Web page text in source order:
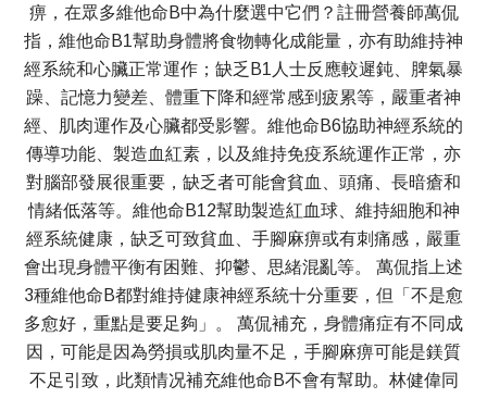
痹，在眾多維他命B中為什麼選中它們？註冊營養師萬侃
指，維他命B1幫助身體將食物轉化成能量，亦有助維持神
經系統和心臟正常運作；缺乏B1人士反應較遲鈍、脾氣暴
躁、記憶力變差、體重下降和經常感到疲累等，嚴重者神
經、肌肉運作及心臟都受影響。維他命B6協助神經系統的
傳導功能、製造血紅素，以及維持免疫系統運作正常，亦
對腦部發展很重要，缺乏者可能會貧血、頭痛、長暗瘡和
情緒低落等。維他命B12幫助製造紅血球、維持細胞和神
經系統健康，缺乏可致貧血、手腳麻痹或有刺痛感，嚴重
會出現身體平衡有困難、抑鬱、思緒混亂等。 萬侃指上述
3種維他命B都對維持健康神經系統十分重要，但「不是愈
多愈好，重點是要足夠」。 萬侃補充，身體痛症有不同成
因，可能是因為勞損或肌肉量不足，手腳麻痹可能是鎂質
不足引致，此類情况補充維他命B不會有幫助。林健偉同